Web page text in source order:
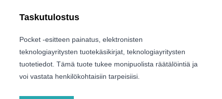
Taskutulostus
Pocket -esitteen painatus, elektronisten
teknologiayritysten tuotekäsikirjat, teknologiayritysten
tuotetiedot. Tämä tuote tukee monipuolista räätälöintiä ja
voi vastata henkilökohtaisiin tarpeisiisi.